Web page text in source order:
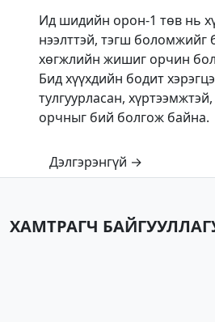
Ид шидийн орон-1 төв нь
нээлттэй, тэгш боломжийг
хөгжлийн жишиг орчин
Бид хүүхдийн бодит
тулгуурласан,
орчныг бий болгож байна.
Дэлгэрэнгүй →
ХАМТРАГЧ